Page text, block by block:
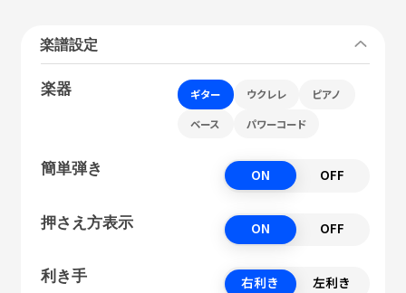
楽譜設定
楽器 ギター ウクレレ ピアノ
ベース パワーコード
簡単弾き ON OFF
押さえ方表示 ON OFF
利き手 右利き 左利き